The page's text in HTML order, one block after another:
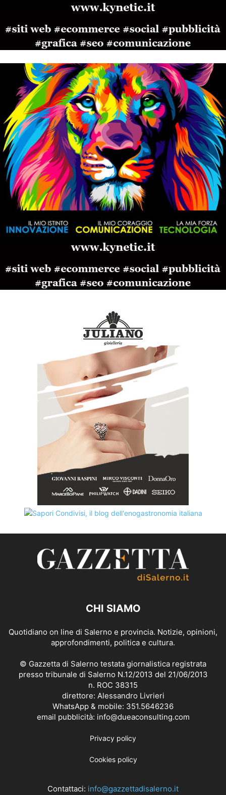
CHI SIAMO
Quotidiano on line di Salerno e provincia. Notizie, opinioni,
approfondimenti, politica e cultura.
© Gazzetta di Salerno testata giornalistica registrata
presso tribunale di Salerno N.12/2013 del 21/06/2013
n. ROC 38315
direttore: Alessandro Livrieri
WhatsApp & mobile: 351.5646236
email pubblicità: info@dueaconsulting.com
Privacy policy
Cookies policy
Contattaci: info@gazzettadisalerno.it